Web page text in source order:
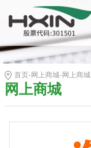
首页
资质荣誉
产品中心
新闻中心
网上商城
首页 - 网上商城- 网上商城
网上商城